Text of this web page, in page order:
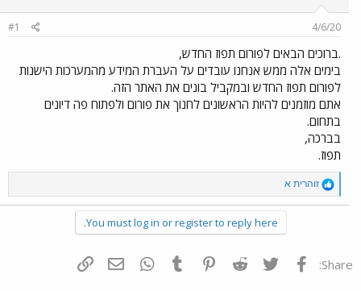
ו
ש
א
ר
י
ך
4/6/20
#1
.ברוכים הבאים לפורום תפוז החדש,
בימים אלה ממש אנחנו עובדים על העברת המידע מהמערכות הישנות
לפורום תפוז החדש ובמקביל בונים את האתר הזה.
אתם מוזמנים להיות הראשונים לחנוך את פורום ולפתוח פה דיונים
בתחום.
בברכה,
תפוז.
R
e
a
זוהרית א
You must log in or register to reply here.
Share: פייסבוק Twitter
Reddit
Pinterest
Tumblr
WhatsAppדואר אלקטרוני